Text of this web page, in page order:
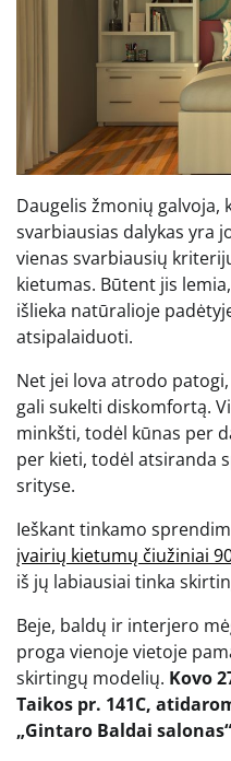
Daugelis žmonių galvoja,
svarbiausias dalykas yra
vienas svarbiausių
kietumas. Būtent jis
išlieka natūralioje
atsipalaiduoti.
Net jei lova atrodo
gali sukelti diskomfortą.
minkšti, todėl kūnas per
per kieti, todėl atsiranda
srityse.
Ieškant tinkamo
įvairių kietumų čiužiniai
iš jų labiausiai tinka
Beje, baldų ir interjero
proga vienoje vietoje
skirtingų modelių. Kovo
Taikos pr. 141C,
„Gintaro Baldai